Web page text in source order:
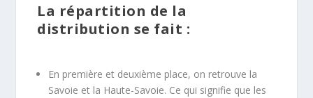
La répartition de la
distribution se fait :
En première et deuxième place, on retrouve la
Savoie et la Haute-Savoie. Ce qui signifie que les